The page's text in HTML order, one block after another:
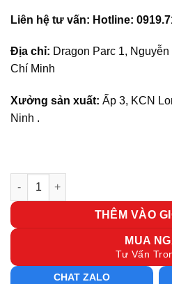
Liên hệ tư vấn: Hotline:
Địa chỉ: Dragon Parc 1,
Chí Minh
Xưởng sản xuất: Ấp 3, KCN
Ninh .
Tủ kệ văn phòng TK 44 số lượng
THÊM VÀO
MUA
Tư Vấn
CHAT ZALO